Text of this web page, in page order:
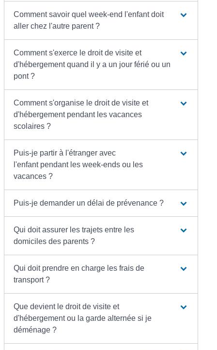
Comment savoir quel week-end l'enfant doit
aller chez l'autre parent ?
Comment s'exerce le droit de visite et
d'hébergement quand il y a un jour férié ou un
pont ?
Comment s'organise le droit de visite et
d'hébergement pendant les vacances
scolaires ?
Puis-je partir à l'étranger avec
l'enfant pendant les week-ends ou les
vacances ?
Puis-je demander un délai de prévenance ?
Qui doit assurer les trajets entre les
domiciles des parents ?
Qui doit prendre en charge les frais de
transport ?
Que devient le droit de visite et
d'hébergement ou la garde alternée si je
déménage ?